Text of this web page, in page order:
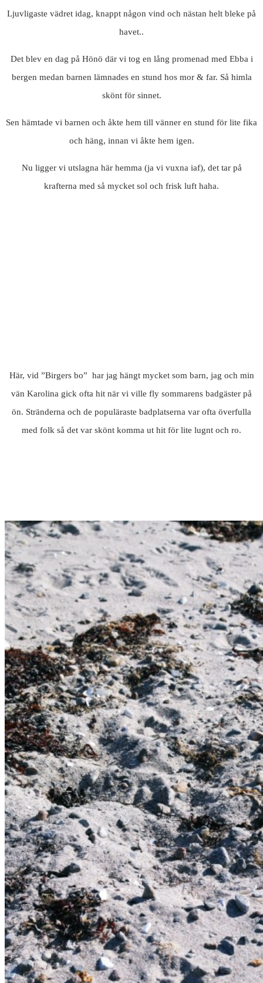
Ljuvligaste vädret idag, knappt någon vind och nästan helt bleke på
havet..
Det blev en dag på Hönö där vi tog en lång promenad med Ebba i
bergen medan barnen lämnades en stund hos mor & far. Så himla
skönt för sinnet.
Sen hämtade vi barnen och åkte hem till vänner en stund för lite fika
och häng, innan vi åkte hem igen.
Nu ligger vi utslagna här hemma (ja vi vuxna iaf), det tar på
krafterna med så mycket sol och frisk luft haha.
Här, vid ”Birgers bo” har jag hängt mycket som barn, jag och min
vän Karolina gick ofta hit när vi ville fly sommarens badgäster på
ön. Stränderna och de populäraste badplatserna var ofta överfulla
med folk så det var skönt komma ut hit för lite lugnt och ro.